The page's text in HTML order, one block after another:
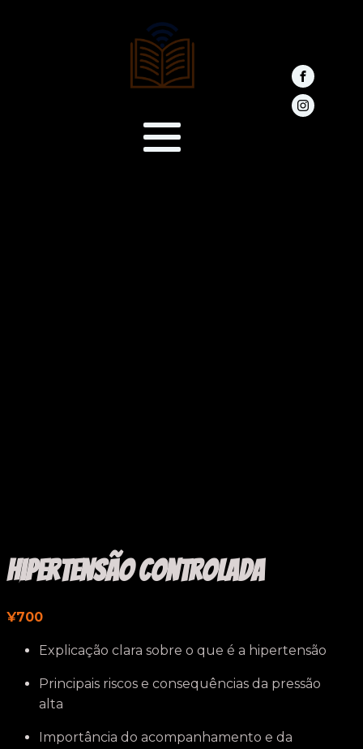
Hipertensão Controlada
¥700
Explicação clara sobre o que é a hipertensão
Principais riscos e consequências da pressão
alta
Importância do acompanhamento e da